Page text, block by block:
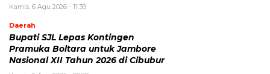
Kamis, 6 Agu 2026 - 11:39
Daerah
Bupati SJL Lepas Kontingen
Pramuka Boltara untuk Jambore
Nasional XII Tahun 2026 di Cibubur